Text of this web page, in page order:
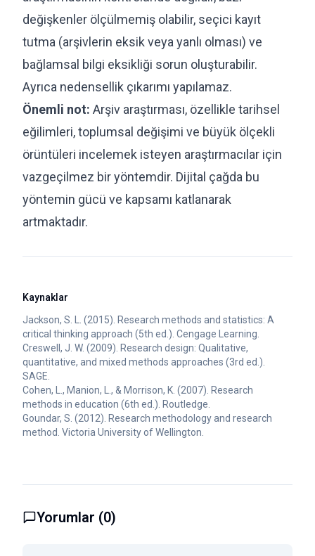
değişkenler ölçülmemiş olabilir, seçici kayıt
tutma (arşivlerin eksik veya yanlı olması) ve
bağlamsal bilgi eksikliği sorun oluşturabilir.
Ayrıca nedensellik çıkarımı yapılamaz.
Önemli not: Arşiv araştırması, özellikle tarihsel
eğilimleri, toplumsal değişimi ve büyük ölçekli
örüntüleri incelemek isteyen araştırmacılar için
vazgeçilmez bir yöntemdir. Dijital çağda bu
yöntemin gücü ve kapsamı katlanarak
artmaktadır.
Kaynaklar
Jackson, S. L. (2015). Research methods and statistics: A
critical thinking approach (5th ed.). Cengage Learning.
Creswell, J. W. (2009). Research design: Qualitative,
quantitative, and mixed methods approaches (3rd ed.).
SAGE.
Cohen, L., Manion, L., & Morrison, K. (2007). Research
methods in education (6th ed.). Routledge.
Goundar, S. (2012). Research methodology and research
method. Victoria University of Wellington.
Yorumlar (0)